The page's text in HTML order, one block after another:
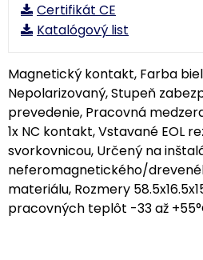
Certifikát CE
Katalógový list
Magnetický kontakt, Farba
Nepolarizovaný, Stupeň
prevedenie, Pracovná
1x NC kontakt, Vstavané EOL
svorkovnicou, Určený na
neferomagnetického/
materiálu, Rozmery
pracovných teplôt -33 až